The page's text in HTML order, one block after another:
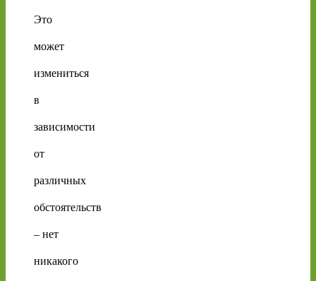
Это
может
измениться
в
зависимости
от
различных
обстоятельств
– нет
никакого